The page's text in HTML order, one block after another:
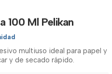
100 Ml Pelikan
multiuso ideal para papel y
y de secado rápido.